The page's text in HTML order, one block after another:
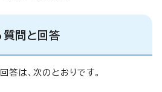
問と回答
答は、次のとおりです。